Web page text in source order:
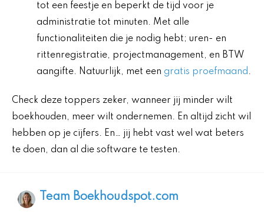
tot een feestje en beperkt de tijd voor je
administratie tot minuten. Met alle
functionaliteiten die je nodig hebt; uren- en
rittenregistratie, projectmanagement, en BTW
aangifte. Natuurlijk, met een gratis proefmaand .
Check deze toppers zeker, wanneer jij minder wilt
boekhouden, meer wilt ondernemen. En altijd zicht wil
hebben op je cijfers. En… jij hebt vast wel wat beters
te doen, dan al die software te testen.
Team Boekhoudspot.com